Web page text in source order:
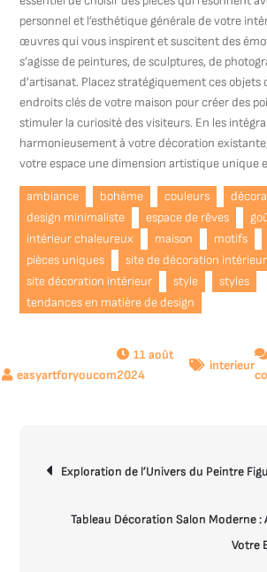
personnel et l’esthétique générale de votre
œuvres qui vous inspirent et suscitent des
s’agisse de peintures, de sculptures, de
d’artisanat. Placez stratégiquement ces objets
endroits clés de votre maison pour créer des
stimuler la curiosité des visiteurs. En les
harmonieusement à votre décoration
votre espace une dimension artistique unique
ambiance bohème couleurs
design minimaliste
espace de rêves
intérieur chaleureux
maison motifs
pièces uniques
site de décoration
site décoration intérieur
style
styles
tendances en matière de design
11 août
2024
interieur
deExploration de l’Univers du Peintre
Tableau Décoration Salon Moderne :
Votre